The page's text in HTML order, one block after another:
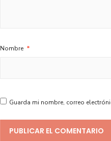
Nombre *
Guarda mi nombre, correo